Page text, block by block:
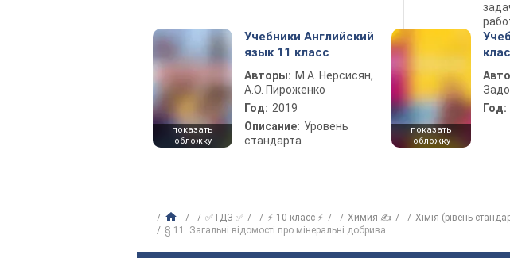
показать
обложку
Учебники Английский
язык 11 класс
Авторы: М.А. Нерсисян,
А.О. Пироженко
Год: 2019
Описание: Уровень
стандарта
показать
обложку
Год:
✅ ГДЗ ✅ ⚡ 10 класс ⚡ Химия ✍ Хімія (рівень
§ 11. Загальні відомості про мінеральні добрива